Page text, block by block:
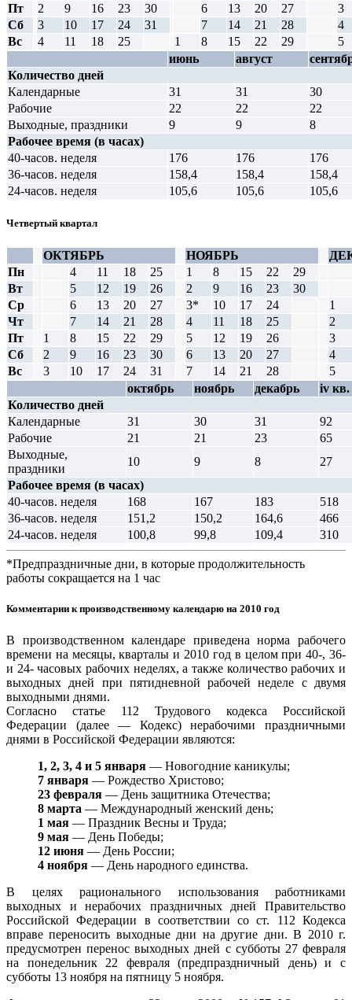
Пт
2 9 16 23 30 6 13 20 27
3
Сб
3 10 17 24 31 7 14 21 28
4
Вс
4 11 18 25 1 8 15 22 29
5
июнь
август
Количество дней
Календарные
31 31
30
Рабочие
22 22
22
Выходные, праздники
9 9
8
Рабочее время (в часах)
40-часов. неделя
176 176
176
36-часов. неделя
158,4 158,4
158,4
24-часов. неделя
105,6 105,6 105,6
Четвертый квартал
ОКТЯБРЬ НОЯБРЬ
Пн
4 11 18 25 1 8 15 22
29
Вт
5 12 19 26 2 9 16 23
30
Ср
6 13 20 27 3* 10 17 24
1
Чт
7 14 21 28 4 11 18 25
2
Пт
1 8 15 22 29 5 12 19 26
3
Сб
2 9 16 23 30 6 13 20 27
4
Вс
3 10 17 24 31 7 14 21 28
5
октябрь
ноябрь декабрь
iv кв.
Количество дней
Календарные
31 30 31
92
Рабочие
21 21 23
65
Выходные,
праздники
10 9 8
27
Рабочее время (в часах)
40-часов. неделя
168 167 183
518
36-часов. неделя
151,2 150,2 164,6
466
24-часов. неделя
100,8 99,8 109,4 310
*Предпраздничные дни, в которые продолжительность
работы сокращается на 1 час
Комментарии к производственному календарю на 2010 год
В производственном календаре приведена норма рабочего
времени на месяцы, кварталы и 2010 год в целом при 40-, 36-
и 24- часовых рабочих неделях, а также количество рабочих и
выходных дней при пятидневной рабочей неделе с двумя
выходными днями.
Согласно статье 112 Трудового кодекса Российской
Федерации (далее — Кодекс) нерабочими праздничными
днями в Российской Федерации являются:
1, 2, 3, 4 и 5 января — Новогодние каникулы;
7 января — Рождество Христово;
23 февраля — День защитника Отечества;
8 марта — Международный женский день;
1 мая — Праздник Весны и Труда;
9 мая — День Победы;
12 июня — День России;
4 ноября — День народного единства.
В целях рационального использования работниками
выходных и нерабочих праздничных дней Правительство
Российской Федерации в соответствии со ст. 112 Кодекса
вправе переносить выходные дни на другие дни. В 2010 г.
предусмотрен перенос выходных дней с субботы 27 февраля
на понедельник 22 февраля (предпраздничный день) и с
субботы 13 ноября на пятницу 5 ноября.